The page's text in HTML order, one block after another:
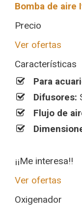
Bomba de aire
Precio
Ver ofertas
Características
Para
Difusores:
Flujo de
¡¡Me interesa!!
Ver ofertas
Oxigenador